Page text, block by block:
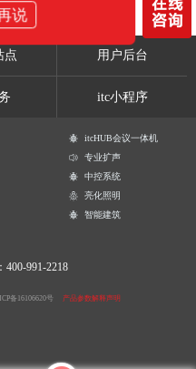
点 用户后台
itc小程序
itcHUB会议一体机
专业扩声
中控系统
亮化照明
智能建筑
400-991-2218
备16106620号 产品参数解释声明
说